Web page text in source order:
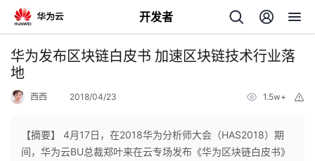
开发者
返
回
华为发布区块链白皮书 加速区块链技术行业落
地
西西 2018/04/23 1.5w+
【摘要】 4月17日，在2018华为分析师大会（HAS2018）期
间，华为云BU总裁郑叶来在云专场发布《华为区块链白皮书》